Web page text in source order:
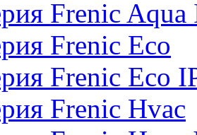
Frenic Aqua
Frenic Eco
Frenic Eco
Frenic Hvac